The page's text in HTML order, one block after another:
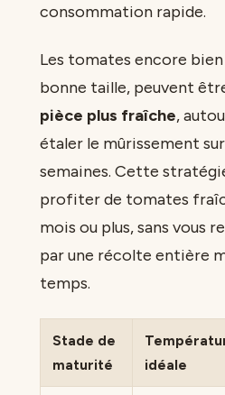
consommation rapide.
Les tomates encore
bonne taille, peuvent
pièce plus fraîche,
étaler le mûrissement
semaines. Cette
profiter de tomates
mois ou plus, sans vous
par une récolte entière
temps.
Stade de
maturité
idéale